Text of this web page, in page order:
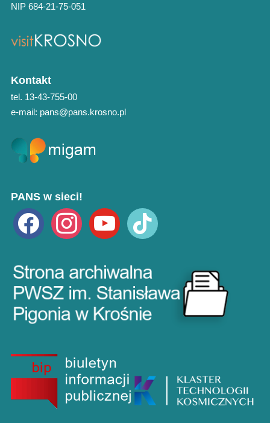
NIP 684-21-75-051
Kontakt
tel. 13-43-755-00
e-mail: pans@pans.krosno.pl
PANS w sieci!
facebook instagram youtube tiktok